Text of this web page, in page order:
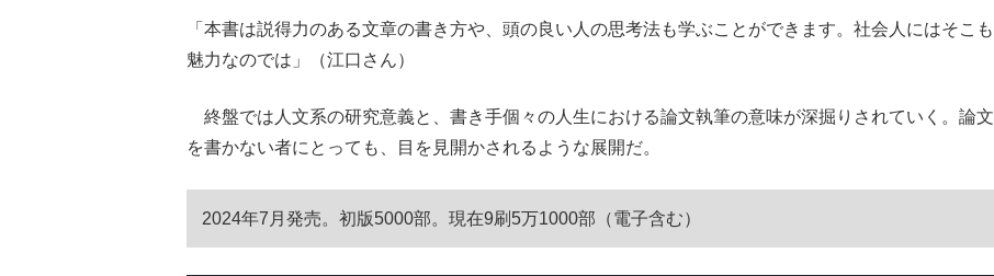
「本書は説得力のある文章の書き方や、頭の良い人の思考法も学ぶことができます。社会人にはそこも
魅力なのでは」（江口さん）
終盤では人文系の研究意義と、書き手個々の人生における論文執筆の意味が深掘りされていく。論文
を書かない者にとっても、目を見開かされるような展開だ。
2024年7月発売。初版5000部。現在9刷5万1000部（電子含む）